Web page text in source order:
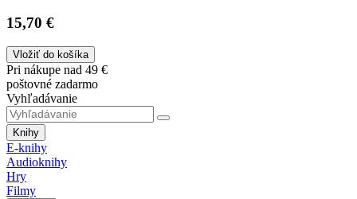
15,70 €
Vložiť do košíka
Pri nákupe nad 49 €
poštovné zadarmo
Vyhľadávanie
Knihy
E-knihy
Audioknihy
Hry
Filmy